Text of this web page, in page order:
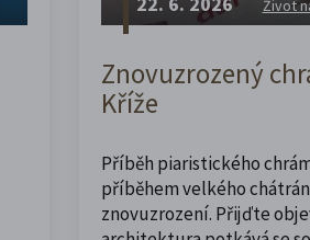
Život
Znovuzrozený
Kříže
Příběh piaristického
příběhem velkého
znovuzrození. Přijďte